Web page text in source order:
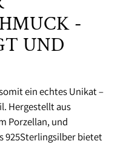
-
UND
ein echtes Unikat –
Hergestellt aus
Porzellan, und
925Sterlingsilber bietet